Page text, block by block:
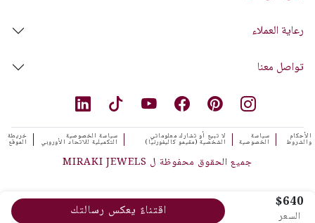
$640
السعر اقتناءٌ يعكس رسالتك
رعاية العملاء
تواصل معنا
الأحكام
والشروط
سياسة
الخصوصية
لا تبيع أو تشارك معلوماتي
الشخصية (مقيمو كاليفورنيا)
سياسة الخصوصية
التكميلية للاتحاد الأوروبي
خريطة
الموقع
جميع الحقوق محفوظة ل MIRAKI JEWELS